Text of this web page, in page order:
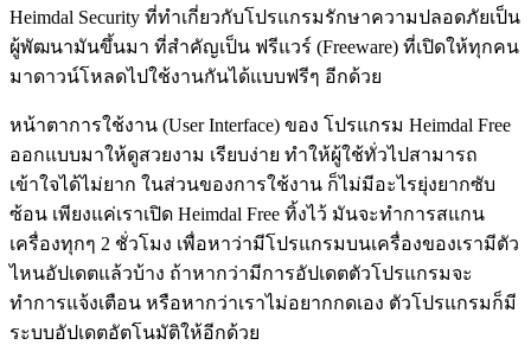
Heimdal Security ที่ทำเกี่ยวกับโปรแกรมรักษาความปลอดภัยเป็น
ผู้พัฒนามันขึ้นมา ที่สำคัญเป็น ฟรีแวร์ (Freeware) ที่เปิดให้ทุกคน
มาดาวน์โหลดไปใช้งานกันได้แบบฟรีๆ อีกด้วย
หน้าตาการใช้งาน (User Interface) ของ โปรแกรม Heimdal Free
ออกแบบมาให้ดูสวยงาม เรียบง่าย ทำให้ผู้ใช้ทั่วไปสามารถ
เข้าใจได้ไม่ยาก ในส่วนของการใช้งาน ก็ไม่มีอะไรยุ่งยากซับ
ซ้อน เพียงแค่เราเปิด Heimdal Free ทิ้งไว้ มันจะทำการสแกน
เครื่องทุกๆ 2 ชั่วโมง เพื่อหาว่ามีโปรแกรมบนเครื่องของเรามีตัว
ไหนอัปเดตแล้วบ้าง ถ้าหากว่ามีการอัปเดตตัวโปรแกรมจะ
ทำการแจ้งเตือน หรือหากว่าเราไม่อยากกดเอง ตัวโปรแกรมก็มี
ระบบอัปเดตอัตโนมัติให้อีกด้วย